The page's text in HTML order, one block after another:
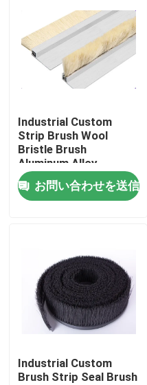
製品
企業情報
会社案内
品質管理
お問い合わせ
工業用ブラシストラップ
工業用シリンダ式ブラシ
工業用ローラーブラシ
Industrial Custom
Strip Brush Wool
Bristle Brush
Aluminum Alloy
Bracket Strip Brush
Cleaning Brush Strip
お問い合わせを送信
Industrial Custom
Brush Strip Seal Brush